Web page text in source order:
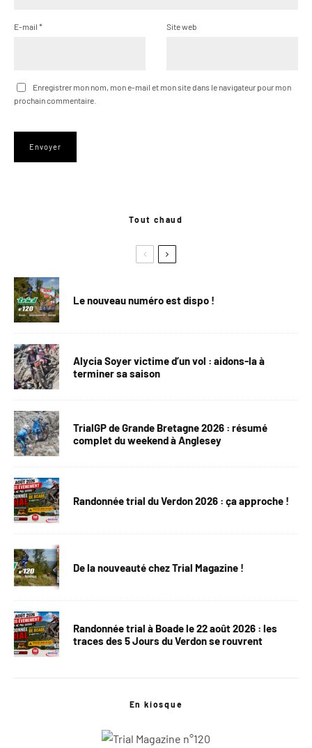
E-mail * Site web
Enregistrer mon nom, mon e-mail et mon site dans le navigateur pour mon
prochain commentaire.
Tout chaud
Le nouveau numéro est dispo !
Alycia Soyer victime d’un vol : aidons-la à
terminer sa saison
TrialGP de Grande Bretagne 2026 : résumé
complet du weekend à Anglesey
Randonnée trial du Verdon 2026 : ça approche !
De la nouveauté chez Trial Magazine !
Randonnée trial à Boade le 22 août 2026 : les
traces des 5 Jours du Verdon se rouvrent
En kiosque